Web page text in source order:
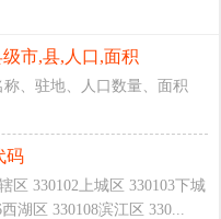
市,县,人口,面积
、驻地、人口数量、面积
码
区 330102上城区 330103下城
湖区 330108滨江区 330...